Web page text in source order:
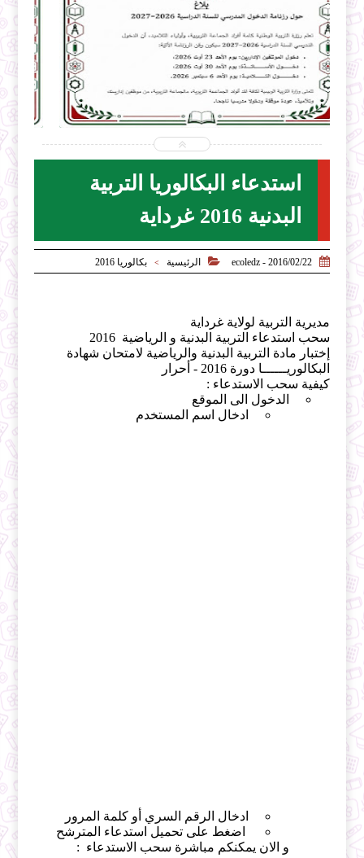
2026-07-31
ecoledz.net
استدعاء البكالوريا التربية
البدنية 2016 غرداية

2016/02/22 - ecoledz
 الرئيسية > بكالوريا 2016
مديرية التربية لولاية غرداية
سحب استدعاء التربية البدنية و الرياضية 2016
إختبار مادة التربية البدنية والرياضية لامتحان شهادة
البكالوريــــــا دورة 2016 - أحرار
كيفية سحب الاستدعاء :
الدخول الى الموقع
ادخال اسم المستخدم
ادخال الرقم السري أو كلمة المرور
اضغط على تحميل استدعاء المترشح
و الان يمكنكم مباشرة سحب الاستدعاء :